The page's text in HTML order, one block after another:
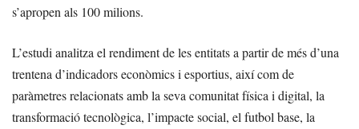
s’apropen als 100 milions.
L’estudi analitza el rendiment de les entitats a partir de més d’una
trentena d’indicadors econòmics i esportius, així com de
paràmetres relacionats amb la seva comunitat física i digital, la
transformació tecnològica, l’impacte social, el futbol base, la